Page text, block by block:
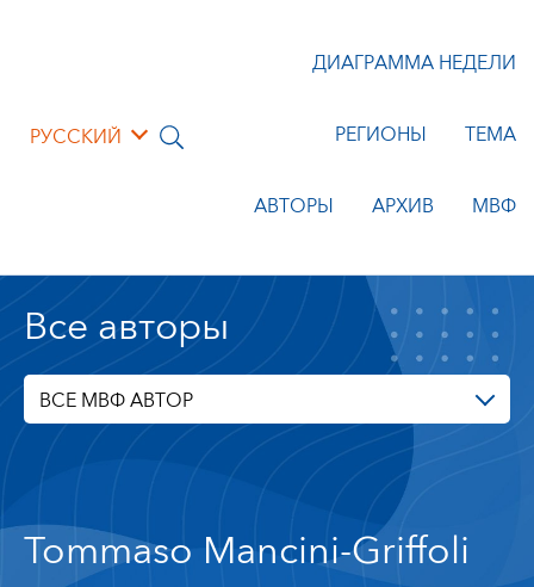
РУССКИЙ
ДИАГРАММА НЕДЕЛИ
РЕГИОНЫ ТЕМА
АВТОРЫ АРХИВ МВФ
Все авторы
ВСЕ МВФ АВТОР
Tommaso Mancini-Griffoli